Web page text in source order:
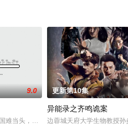
了古代,成了刚嫁入侯府的四少夫人柳惜
9.0
难当头，生灵涂炭，在民族危亡的关键
更新第10集
异能录之齐鸣诡案
边蓉城天府大学生物教授